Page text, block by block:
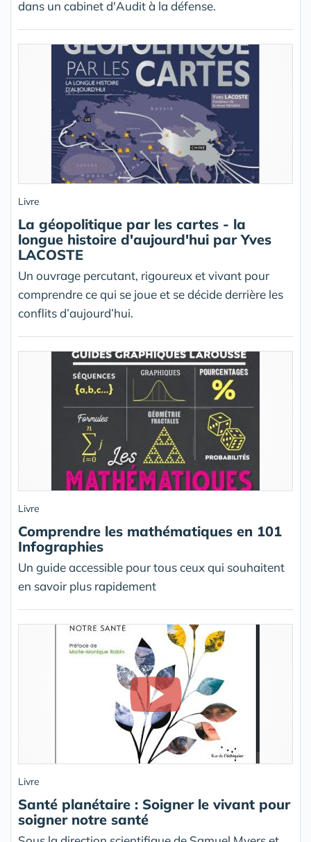
dans un cabinet d'Audit à la défense.
Livre
La géopolitique par les cartes - la
longue histoire d'aujourd'hui par Yves
LACOSTE
Un ouvrage percutant, rigoureux et vivant pour
comprendre ce qui se joue et se décide derrière les
conflits d’aujourd’hui.
Livre
Comprendre les mathématiques en 101
Infographies
Un guide accessible pour tous ceux qui souhaitent
en savoir plus rapidement
Livre
Santé planétaire : Soigner le vivant pour
soigner notre santé